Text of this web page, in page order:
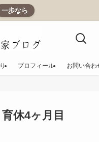
一歩なら
プロフィール お問い合わ
育休4ヶ月目